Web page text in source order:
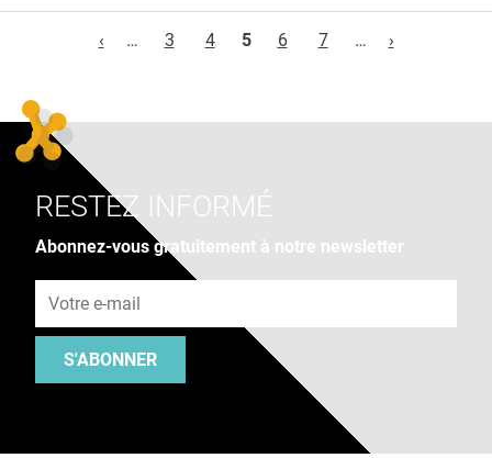
‹
… 3 4 5 6 7 … ›
RESTEZ INFORMÉ
Abonnez-vous gratuitement à notre newsletter
S'ABONNER